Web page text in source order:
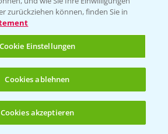
(noch 4)
& Sorgfalt
und Termine
zurückziehen können, finden Sie in
Cookie Einstellungen
Cookies ablehnen
Cookies akzeptieren